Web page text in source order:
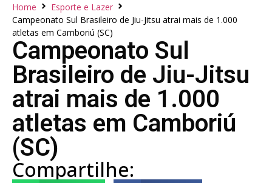
Home
Esporte e Lazer
Campeonato Sul Brasileiro de Jiu-Jitsu atrai mais de 1.000
atletas em Camboriú (SC)
Campeonato Sul
Brasileiro de Jiu-Jitsu
atrai mais de 1.000
atletas em Camboriú
(SC)
Compartilhe: